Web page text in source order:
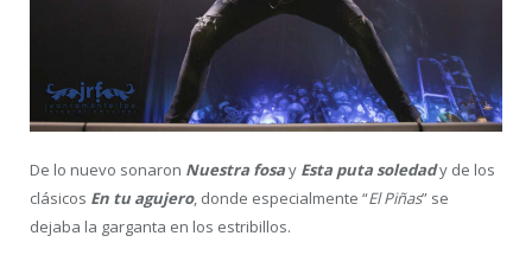
De lo nuevo sonaron Nuestra fosay Esta puta soledady de los
clásicos En tu agujero, donde especialmente “El Piñas” se
dejaba la garganta en los estribillos.